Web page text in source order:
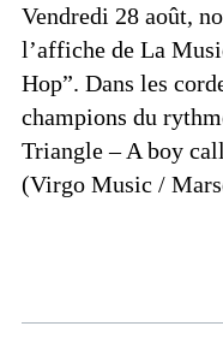
Vendredi 28 août,
l’affiche de La
Hop”. Dans les
champions du
Triangle – A boy
(Virgo Music /